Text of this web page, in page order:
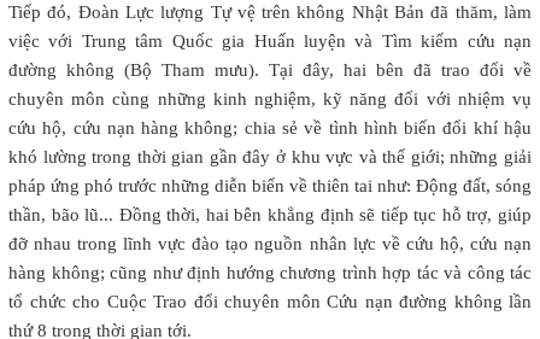
Tiếp đó, Đoàn Lực lượng Tự vệ trên không Nhật Bản đã thăm, làm
việc với Trung tâm Quốc gia Huấn luyện và Tìm kiếm cứu nạn
đường không (Bộ Tham mưu). Tại đây, hai bên đã trao đổi về
chuyên môn cùng những kinh nghiệm, kỹ năng đối với nhiệm vụ
cứu hộ, cứu nạn hàng không; chia sẻ về tình hình biến đổi khí hậu
khó lường trong thời gian gần đây ở khu vực và thế giới; những giải
pháp ứng phó trước những diễn biến về thiên tai như: Động đất, sóng
thần, bão lũ... Đồng thời, hai bên khẳng định sẽ tiếp tục hỗ trợ, giúp
đỡ nhau trong lĩnh vực đào tạo nguồn nhân lực về cứu hộ, cứu nạn
hàng không; cũng như định hướng chương trình hợp tác và công tác
tổ chức cho Cuộc Trao đổi chuyên môn Cứu nạn đường không lần
thứ 8 trong thời gian tới.